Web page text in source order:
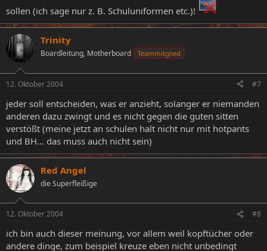
sollen (ich sage nur z. B. Schuluniformen etc.)!
Trinity
Boardleitung, Motherboard Teammitglied
12. Oktober 2004 #7
jeder soll entscheiden, was er anzieht, solanger er niemanden
anderen dazu zwingt und es nicht gegen die guten sitten
verstößt (meine jetzt an schulen halt nicht nur mit hotpants
und BH... das muss auch nicht sein)
Red Angel
die Superfleißige
12. Oktober 2004 #8
ich bin auch dieser meinung, vor allem weil kopftücher oder
andere dinge, zum beispiel kreuze eben nicht unbedingt